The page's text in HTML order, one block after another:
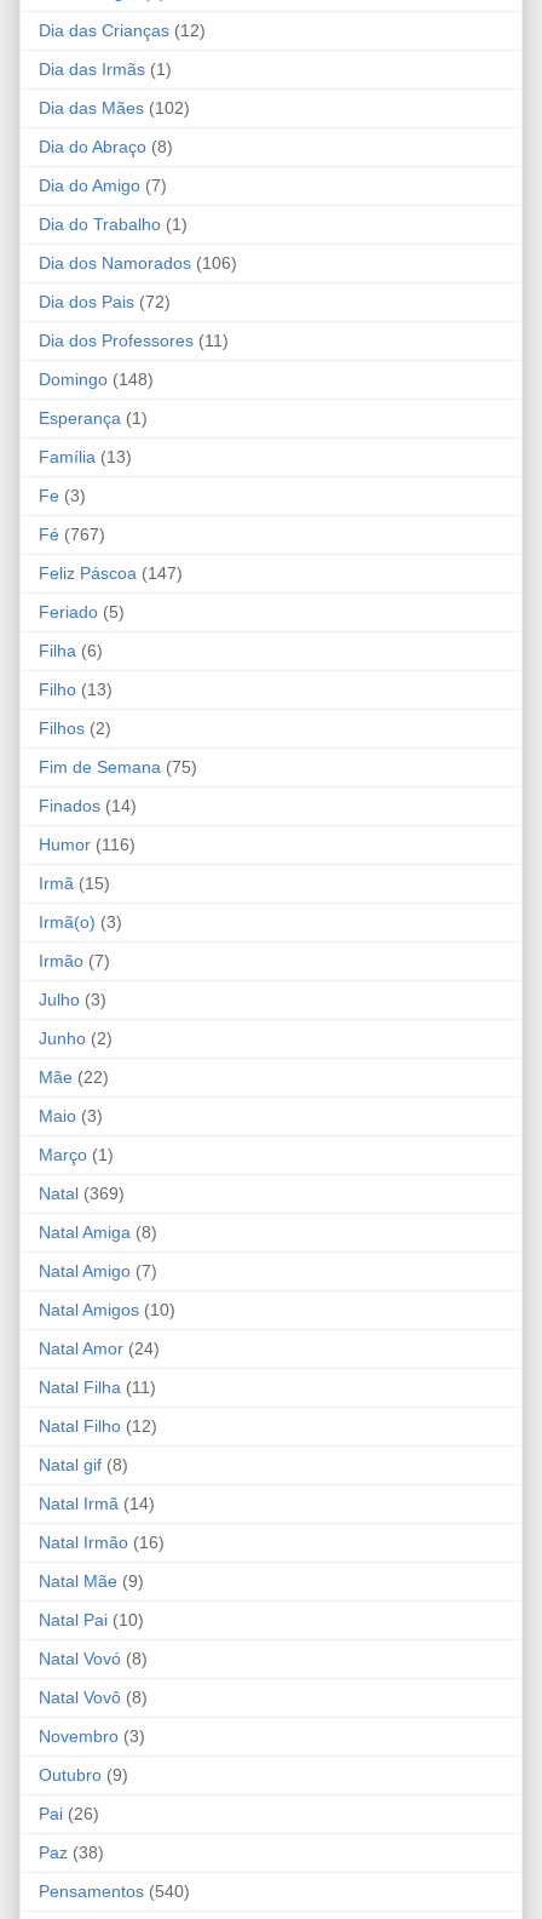
Dia das Crianças (12)
Dia das Irmãs (1)
Dia das Mães (102)
Dia do Abraço (8)
Dia do Amigo (7)
Dia do Trabalho (1)
Dia dos Namorados (106)
Dia dos Pais (72)
Dia dos Professores (11)
Domingo (148)
Esperança (1)
Família (13)
Fe (3)
Fé (767)
Feliz Páscoa (147)
Feriado (5)
Filha (6)
Filho (13)
Filhos (2)
Fim de Semana (75)
Finados (14)
Humor (116)
Irmã (15)
Irmã(o) (3)
Irmão (7)
Julho (3)
Junho (2)
Mãe (22)
Maio (3)
Março (1)
Natal (369)
Natal Amiga (8)
Natal Amigo (7)
Natal Amigos (10)
Natal Amor (24)
Natal Filha (11)
Natal Filho (12)
Natal gif (8)
Natal Irmã (14)
Natal Irmão (16)
Natal Mãe (9)
Natal Pai (10)
Natal Vovó (8)
Natal Vovô (8)
Novembro (3)
Outubro (9)
Pai (26)
Paz (38)
Pensamentos (540)